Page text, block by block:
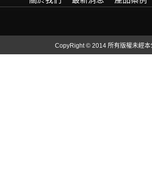
CopyRight © 2014 所有版權未經